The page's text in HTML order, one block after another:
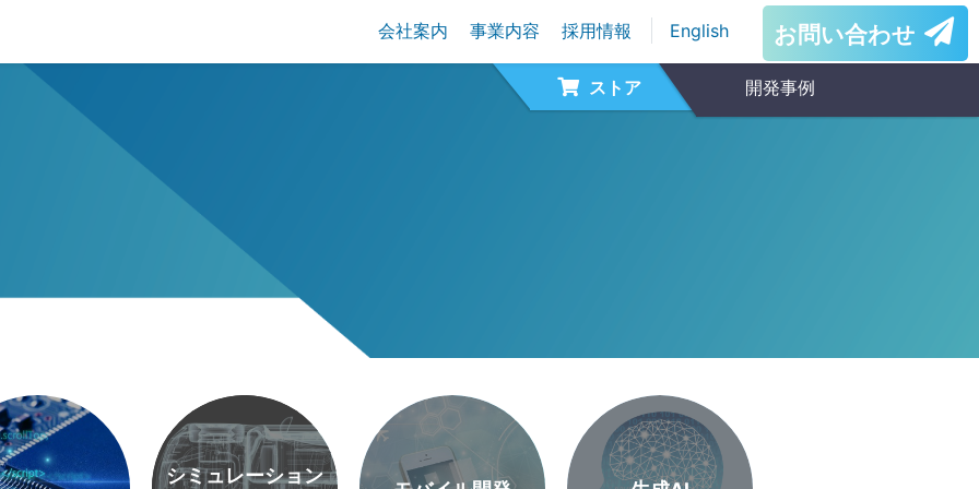
会社案内 事業内容 採用情報 English お問い合わせ
ストア 開発事例
シミュレーション